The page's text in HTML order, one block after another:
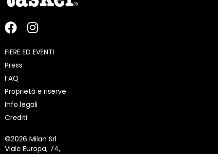
FIERE ED EVENTI
Press
FAQ
Proprietà e riserve
Info legali
Crediti
©2026 Milan Srl
Viale Europa, 74,